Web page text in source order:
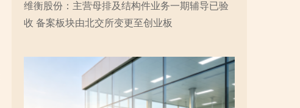
维衡股份：主营母排及结构件业务一期辅导已验
收 备案板块由北交所变更至创业板